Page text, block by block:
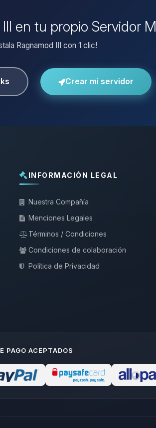
en tu propio Servidor
Ragnamod III con 1 clic!
Crear mi servidor
INFORMACIÓN LEGAL
Nuestra Compañía
Menciones Legales
Términos / Condiciones
Condiciones de colaboración
Política de Privacidad
PAGO ACEPTADOS